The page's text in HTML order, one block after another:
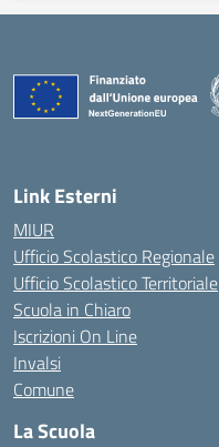
Link Esterni
MIUR
Ufficio Scolastico Regionale
Ufficio Scolastico Territoriale
Scuola in Chiaro
Iscrizioni On Line
Invalsi
Comune
La Scuola